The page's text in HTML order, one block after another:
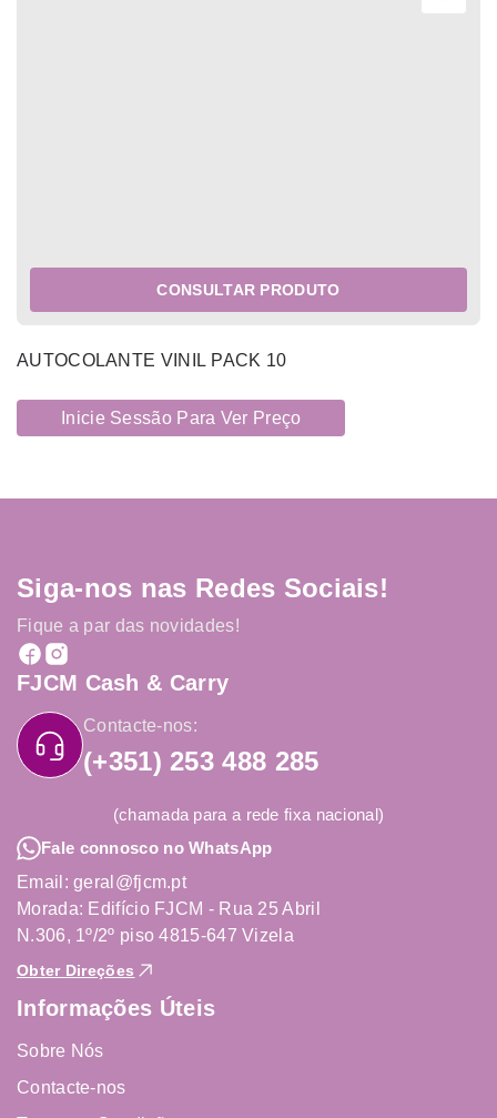
CONSULTAR PRODUTO
AUTOCOLANTE VINIL PACK 10
Inicie Sessão Para Ver Preço
Siga-nos nas Redes Sociais!
Fique a par das novidades!
FJCM Cash & Carry
Contacte-nos:
(+351) 253 488 285
(chamada para a rede fixa nacional)
Fale connosco no WhatsApp
Email: geral@fjcm.pt
Morada: Edifício FJCM - Rua 25 Abril
N.306, 1º/2º piso 4815-647 Vizela
Obter Direções
Informações Úteis
Sobre Nós
Contacte-nos